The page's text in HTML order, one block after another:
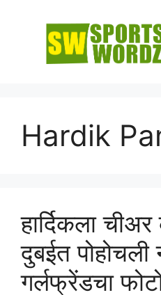
Hardik
हार्दिकला
दुबईत पोहोचली
गर्लफ्रेंडचा